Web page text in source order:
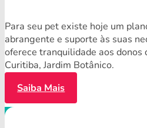
Para seu pet existe hoje um
abrangente e suporte às suas
oferece tranquilidade aos
Curitiba, Jardim Botânico.
Saiba Mais